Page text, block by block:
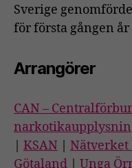
Sverige
för första gången år
Arrangörer
CAN –
KSAN
Nätverket
Götaland
Unga